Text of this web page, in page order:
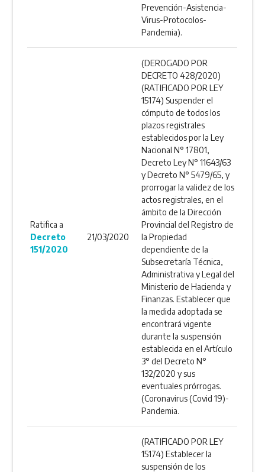
Prevención-Asistencia-
Virus-Protocolos-
Pandemia).
Ratifica a
Decreto
151/2020
21/03/2020
(DEROGADO POR
DECRETO 428/2020)
(RATIFICADO POR LEY
15174) Suspender el
cómputo de todos los
plazos registrales
establecidos por la Ley
Nacional N° 17801,
Decreto Ley N° 11643/63
y Decreto N° 5479/65, y
prorrogar la validez de los
actos registrales, en el
ámbito de la Dirección
Provincial del Registro de
la Propiedad
dependiente de la
Subsecretaría Técnica,
Administrativa y Legal del
Ministerio de Hacienda y
Finanzas. Establecer que
la medida adoptada se
encontrará vigente
durante la suspensión
establecida en el Artículo
3° del Decreto N°
132/2020 y sus
eventuales prórrogas.
(Coronavirus (Covid 19)-
Pandemia.
(RATIFICADO POR LEY
15174) Establecer la
suspensión de los